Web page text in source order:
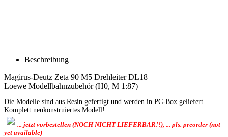
Beschreibung
Magirus-Deutz Zeta 90 M5 Drehleiter DL18
Loewe Modellbahnzubehör (H0, M 1:87)
Die Modelle sind aus Resin gefertigt und werden in PC-Box geliefert.
Komplett neukonstruiertes Modell!
... jetzt vorbestellen (NOCH NICHT LIEFERBAR!!), ... pls. preorder (not
yet available)